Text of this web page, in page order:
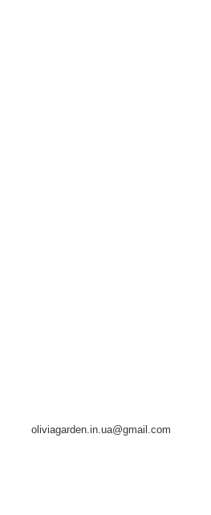
oliviagarden.in.ua@gmail.com